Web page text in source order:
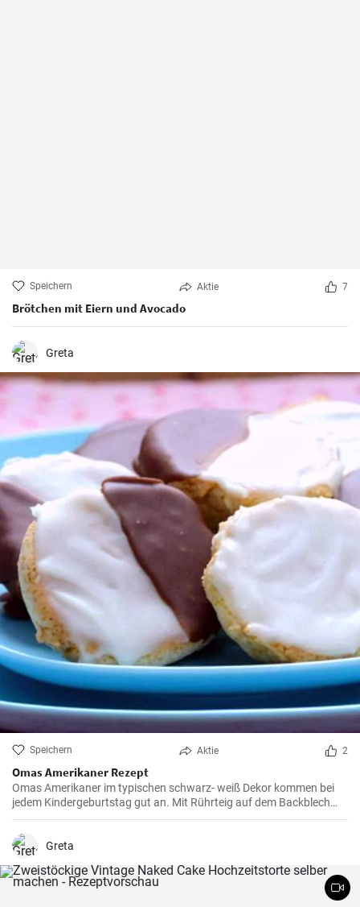
Speichern Aktie 7
Brötchen mit Eiern und Avocado
Greta
Speichern Aktie 2
Omas Amerikaner Rezept
Omas Amerikaner im typischen schwarz- weiß Dekor kommen bei
jedem Kindergeburtstag gut an. Mit Rührteig auf dem Backblech
kann man sie einfach backen. Zuletzt werden die Amerikaner dick
mit Zuckerguß bestrichen.
Greta